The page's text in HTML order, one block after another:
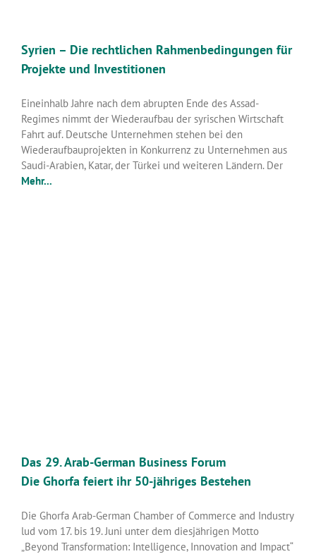
Syrien – Die rechtlichen Rahmenbedingungen für
Projekte und Investitionen
Eineinhalb Jahre nach dem abrupten Ende des Assad-
Regimes nimmt der Wiederaufbau der syrischen Wirtschaft
Fahrt auf. Deutsche Unternehmen stehen bei den
Wiederaufbauprojekten in Konkurrenz zu Unternehmen aus
Saudi-Arabien, Katar, der Türkei und weiteren Ländern. Der
Mehr...
Das 29. Arab-German Business Forum
Die Ghorfa feiert ihr 50-jähriges Bestehen
Die Ghorfa Arab-German Chamber of Commerce and Industry
lud vom 17. bis 19. Juni unter dem diesjährigen Motto
„Beyond Transformation: Intelligence, Innovation and Impact“